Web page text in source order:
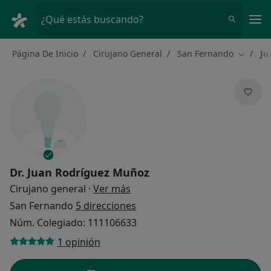
¿Qué estás buscando?
Página De Inicio Cirujano General San Fernando
Dr. Juan Rodríguez Muñoz
Cirujano general · Ver más
San Fernando 5 direcciones
Núm. Colegiado: 111106633
1 opinión